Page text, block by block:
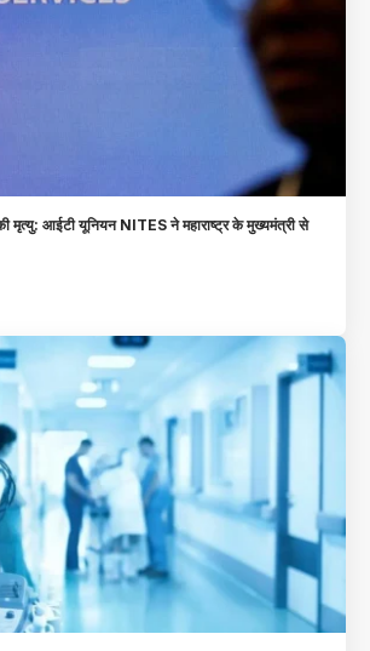
की मृत्यु: आईटी यूनियन NITES ने महाराष्ट्र के मुख्यमंत्री से